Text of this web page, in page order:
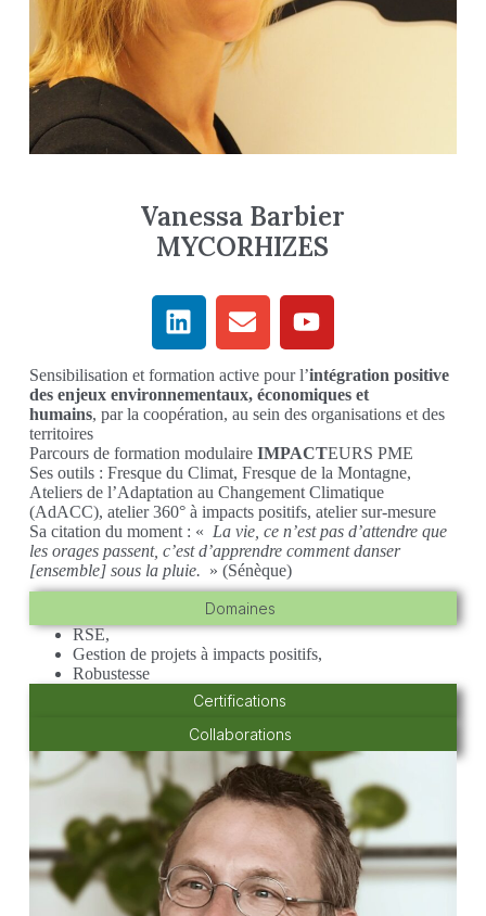
Vanessa Barbier
MYCORHIZES
Sensibilisation et formation active pour l’intégration positive
des enjeux environnementaux, économiques et
humains, par la coopération, au sein des organisations et des
territoires
Parcours de formation modulaire IMPACTEURS PME
Ses outils : Fresque du Climat, Fresque de la Montagne,
Ateliers de l’Adaptation au Changement Climatique
(AdACC), atelier 360° à impacts positifs, atelier sur-mesure
Sa citation du moment : « La vie, ce n’est pas d’attendre que
les orages passent, c’est d’apprendre comment danser
[ensemble] sous la pluie. » (Sénèque)
Domaines
Certifications
Collaborations
RSE,
Gestion de projets à impacts positifs,
Robustesse